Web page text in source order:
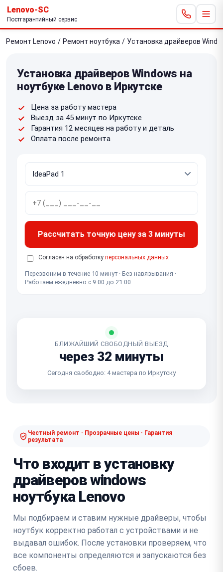
Lenovo-SC
Постгарантийный сервис
Ремонт Lenovo / Ремонт ноутбука / Установка драйверов
Установка драйверов Windows на
ноутбуке Lenovo в Иркутске
Цена за работу мастера
Выезд за 45 минут по Иркутске
Гарантия 12 месяцев на работу и деталь
Оплата после ремонта
Рассчитать точную цену за 3 минуты
Согласен на обработку персональных данных
Перезвоним в течение 10 минут · Без навязывания ·
Работаем ежедневно с 9:00 до 21:00
БЛИЖАЙШИЙ СВОБОДНЫЙ ВЫЕЗД
через 32 минуты
Сегодня свободно: 4 мастера по Иркутску
Честный ремонт · Прозрачные цены · Гарантия
результата
Что входит в установку
драйверов windows
ноутбука Lenovo
Мы подбираем и ставим нужные драйверы, чтобы
ноутбук корректно работал с устройствами и не
выдавал ошибок. После установки проверяем, что
все компоненты определяются и запускаются без
сбоев.